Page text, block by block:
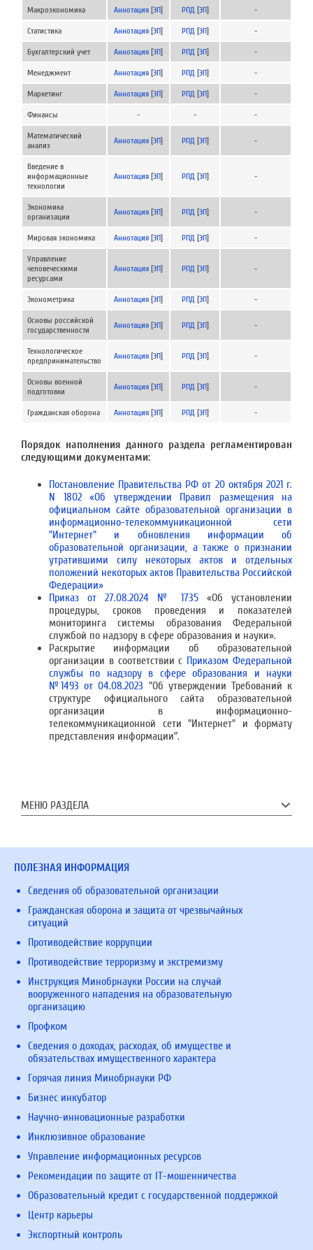
Макроэкономика Аннотация [ЭП] РПД [ЭП] -
Статистика Аннотация [ЭП] РПД [ЭП] -
Бухгалтерский учет Аннотация [ЭП] РПД [ЭП] -
Менеджмент Аннотация [ЭП] РПД [ЭП] -
Маркетинг Аннотация [ЭП] РПД [ЭП] -
Финансы - - -
Математический
анализ
Аннотация [ЭП] РПД [ЭП] -
Введение в
информационные
технологии
Аннотация [ЭП] РПД [ЭП] -
Экономика
организации
Аннотация [ЭП] РПД [ЭП] -
Мировая экономика Аннотация [ЭП] РПД [ЭП] -
Управление
человеческими
ресурсами
Аннотация [ЭП] РПД [ЭП] -
Эконометрика Аннотация [ЭП] РПД [ЭП] -
Основы российской
государственности
Аннотация [ЭП] РПД [ЭП] -
Технологическое
предпринимательство
Аннотация [ЭП] РПД [ЭП] -
Основы военной
подготовки
Аннотация [ЭП] РПД [ЭП] -
Гражданская оборона Аннотация [ЭП] РПД [ЭП] -
Порядок наполнения данного раздела регламентирован
следующими документами:
Постановление Правительства РФ от 20 октября 2021 г.
N 1802 «Об утверждении Правил размещения на
официальном сайте образовательной организации в
информационно-телекоммуникационной сети
"Интернет" и обновления информации об
образовательной организации, а также о признании
утратившими силу некоторых актов и отдельных
положений некоторых актов Правительства Российской
Федерации»
Приказ от 27.08.2024 № 1735 «Об установлении
процедуры, сроков проведения и показателей
мониторинга системы образования Федеральной
службой по надзору в сфере образования и науки».
Раскрытие информации об образовательной
организации в соответствии с Приказом Федеральной
службы по надзору в сфере образования и науки
№1493 от 04.08.2023 "Об утверждении Требований к
структуре официального сайта образовательной
организации в информационно-
телекоммуникационной сети "Интернет" и формату
представления информации".
МЕНЮ РАЗДЕЛА
ПОЛЕЗНАЯ ИНФОРМАЦИЯ
Сведения об образовательной организации
Гражданская оборона и защита от чрезвычайных
ситуаций
Противодействие коррупции
Противодействие терроризму и экстремизму
Инструкция Минобрнауки России на случай
вооруженного нападения на образовательную
организацию
Профком
Сведения о доходах, расходах, об имуществе и
обязательствах имущественного характера
Горячая линия Минобрнауки РФ
Бизнес инкубатор
Научно-инновационные разработки
Инклюзивное образование
Управление информационных ресурсов
Рекомендации по защите от IT-мошенничества
Образовательный кредит с государственной поддержкой
Центр карьеры
Экспортный контроль